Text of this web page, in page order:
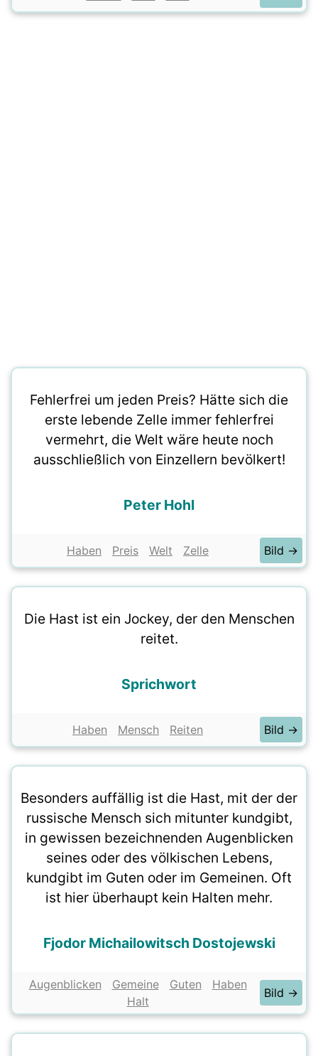
Fehlerfrei um jeden Preis? Hätte sich die
erste lebende Zelle immer fehlerfrei
vermehrt, die Welt wäre heute noch
ausschließlich von Einzellern bevölkert!
Peter Hohl
Haben Preis Welt Zelle Bild →
Die Hast ist ein Jockey, der den Menschen
reitet.
Sprichwort
Haben Mensch Reiten Bild →
Besonders auffällig ist die Hast, mit der der
russische Mensch sich mitunter kundgibt,
in gewissen bezeichnenden Augenblicken
seines oder des völkischen Lebens,
kundgibt im Guten oder im Gemeinen. Oft
ist hier überhaupt kein Halten mehr.
Fjodor Michailowitsch Dostojewski
Augenblicken Gemeine Guten
Haben
Halt
Bild →